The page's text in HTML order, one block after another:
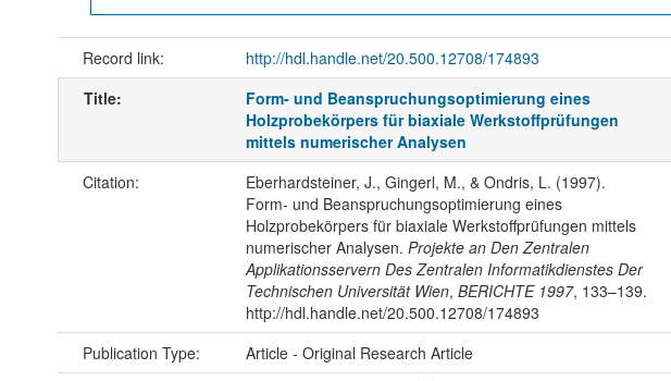
Record link: http://hdl.handle.net/20.500.12708/174893
Title:
Form- und Beanspruchungsoptimierung eines
Holzprobekörpers für biaxiale Werkstoffprüfungen
mittels numerischer Analysen
Citation:
Eberhardsteiner, J., Gingerl, M., & Ondris, L. (1997).
Form- und Beanspruchungsoptimierung eines
Holzprobekörpers für biaxiale Werkstoffprüfungen mittels
numerischer Analysen. Projekte an Den Zentralen
Applikationsservern Des Zentralen Informatikdienstes Der
Technischen Universität Wien, BERICHTE 1997, 133–139.
http://hdl.handle.net/20.500.12708/174893
Publication Type: Article - Original Research Article